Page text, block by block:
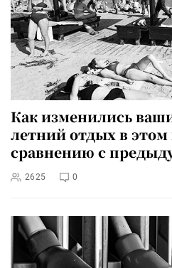
Как изменились
летний отдых в этом
сравнению с
2625 0